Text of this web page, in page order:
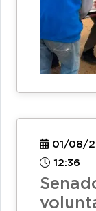
01/08/
12:36